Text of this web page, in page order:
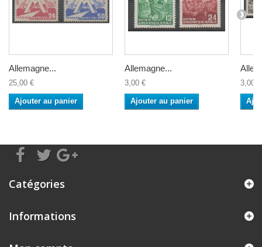
Allemagne...
25,00 €
Ajouter au panier
Allemagne...
3,00 €
Ajouter au panier
3,00 €
Catégories
Informations